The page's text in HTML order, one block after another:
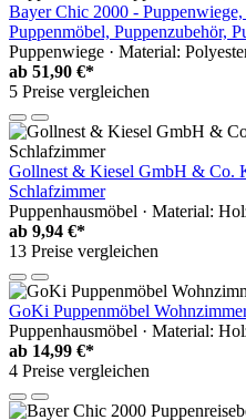
Bayer Chic 2000 -
Puppenmöbel, Puppenzubehör,
Puppenwiege · Material:
ab 51,90 €*
5 Preise vergleichen
Gollnest & Kiesel GmbH & Co.
Schlafzimmer
Puppenhausmöbel · Material:
ab 9,94 €*
13 Preise vergleichen
GoKi Puppenmöbel
Puppenhausmöbel · Material:
ab 14,99 €*
4 Preise vergleichen